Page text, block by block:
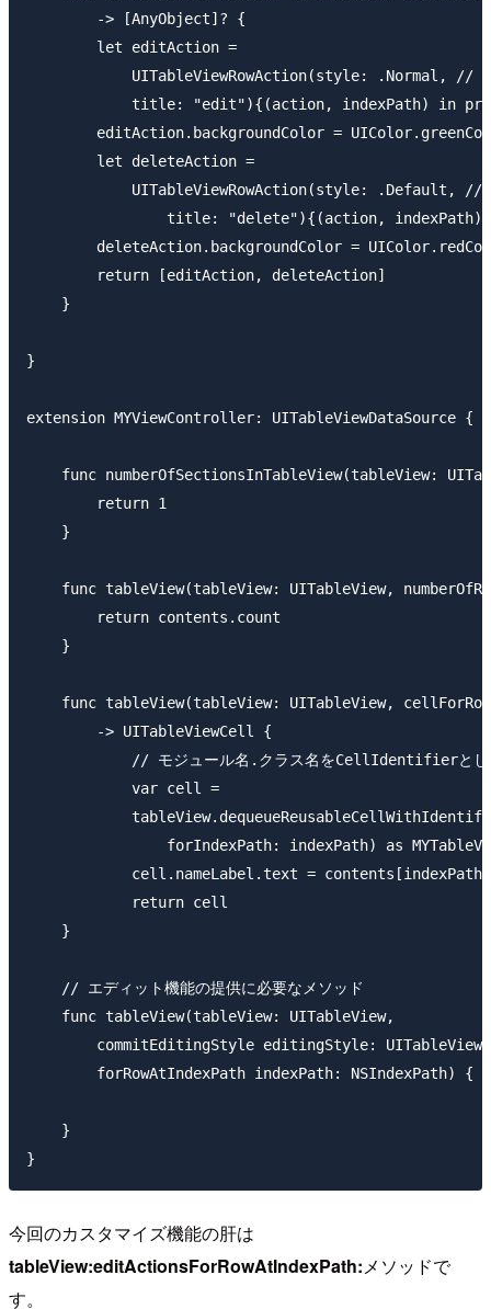
        -> [AnyObject]? {
        let editAction =
UITableViewRowAction(style: .Normal, // 削
title: "edit"){(action, indexPath) in
editAction.backgroundColor =
        let deleteAction =
UITableViewRowAction(style: .Default, //
title: "delete"){(action,
deleteAction.backgroundColor =
        return [editAction, deleteAction]
    }
}
extension MYViewController: UITableViewDataSource {
func numberOfSectionsInTableView(tableView:
        return 1
    }
func tableView(tableView: UITableView,
        return contents.count
    }
func tableView(tableView: UITableView,
        -> UITableViewCell {
// モジュール名.クラス名をCellIdentifierと
            var cell =
forIndexPath: indexPath) as
cell.nameLabel.text =
            return cell
    }
    // エディット機能の提供に必要なメソッド
    func tableView(tableView: UITableView,
commitEditingStyle editingStyle:
        forRowAtIndexPath indexPath: NSIndexPath) {
    }
今回のカスタマイズ機能の肝は
tableView:editActionsForRowAtIndexPath:メソッドで
す。